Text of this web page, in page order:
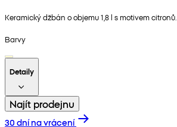
Keramický džbán o objemu 1,8 l s motivem citronů.
Barvy
Detaily
Najít prodejnu
30 dní na vrácení